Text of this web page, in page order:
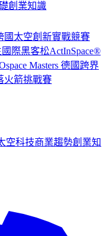
創業知識
國太空創新實戰競賽
際黑客松ActInSpace®
Masters 德國跨界
火箭挑戰賽
空科技商業趨勢創業知